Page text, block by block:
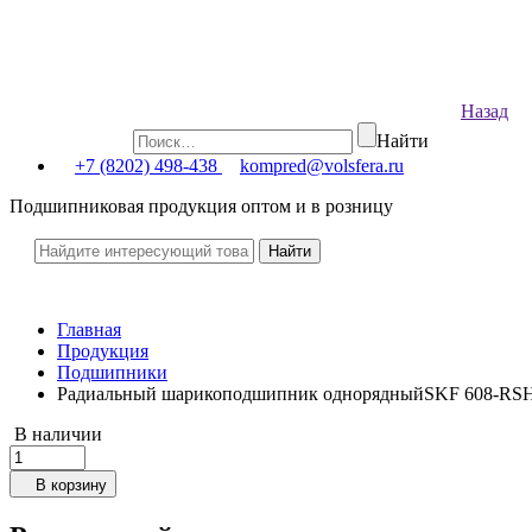
Назад
Найти
+7 (8202) 498-438
kompred@volsfera.ru
Подшипниковая продукция оптом и в розницу
Главная
Продукция
Подшипники
Радиальный шарикоподшипник однорядныйSKF 608-
В наличии
В корзину